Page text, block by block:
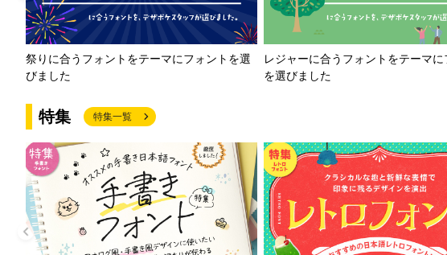
祭りに合うフォントをテーマにフォントを選
びました
レジャーに合うフォントをテーマに
を選びました
特集 特集一覧